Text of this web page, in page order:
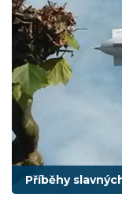
Příběhy